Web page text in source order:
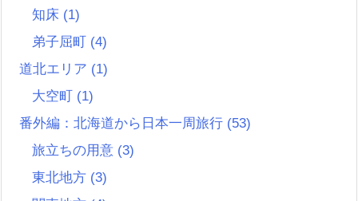
知床 (1)
弟子屈町 (4)
道北エリア (1)
大空町 (1)
番外編：北海道から日本一周旅行 (53)
旅立ちの用意 (3)
東北地方 (3)